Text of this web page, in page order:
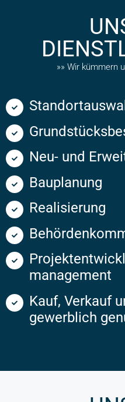
»» Wir kümmern
Neu- und
Bauplanung
Realisierung
management
Kauf, Verkauf
gewerblich